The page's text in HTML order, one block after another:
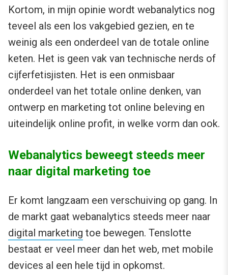
Kortom, in mijn opinie wordt webanalytics nog
teveel als een los vakgebied gezien, en te
weinig als een onderdeel van de totale online
keten. Het is geen vak van technische nerds of
cijferfetisjisten. Het is een onmisbaar
onderdeel van het totale online denken, van
ontwerp en marketing tot online beleving en
uiteindelijk online profit, in welke vorm dan ook.
Webanalytics beweegt steeds meer
naar digital marketing toe
Er komt langzaam een verschuiving op gang. In
de markt gaat webanalytics steeds meer naar
digital marketing toe bewegen. Tenslotte
bestaat er veel meer dan het web, met mobile
devices al een hele tijd in opkomst.